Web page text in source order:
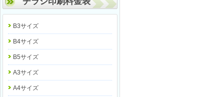
B3サイズ
B4サイズ
B5サイズ
A3サイズ
A4サイズ